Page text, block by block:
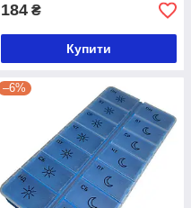
184 ₴
Купити
–6%